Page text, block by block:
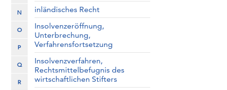
N
O
P
Q
R
inländisches Recht
Insolvenzeröffnung,
Unterbrechung,
Verfahrensfortsetzung
Insolvenzverfahren,
Rechtsmittelbefugnis des
wirtschaftlichen Stifters